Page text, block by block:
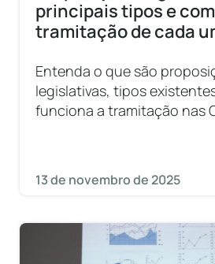
principais tipos e
tramitação de cada
Entenda o que são
legislativas, tipos
funciona a tramitação nas
13 de novembro de 2025